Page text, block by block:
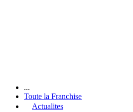
...
Toute la Franchise
Actualites